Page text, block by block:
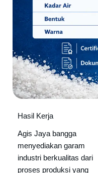
Hasil Kerja
Agis Jaya bangga
menyediakan garam
industri berkualitas dari
proses produksi yang